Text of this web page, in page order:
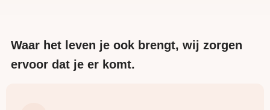
Waar het leven je ook brengt, wij zorgen
ervoor dat je er komt.